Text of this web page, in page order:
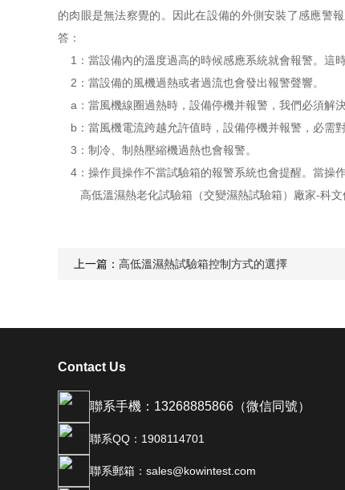
的肉眼是無法察覺的。因此在設備的外側安裝了感應警
答：
1：當設備內的溫度過高的時候感應系統就會報警。這
2：當設備的風機過熱或者過流也會發出報警聲響。
a：當風機線圈過熱時，設備停機并報警，我們必須解
b：當風機電流跨越允許值時，設備停機并報警，必需
3：制冷、制熱壓縮機過熱也會報警。
4：操作員操作不當試驗箱的報警系統也會提醒。當操
高低溫濕熱老化試驗箱（交變濕熱試驗箱）廠家-科文
上一篇： 高低溫濕熱試驗箱控制方式的選擇
Contact Us
聯系手機：13268885866（微信同號）
聯系QQ：1908114701
聯系郵箱：sales@kowintest.com